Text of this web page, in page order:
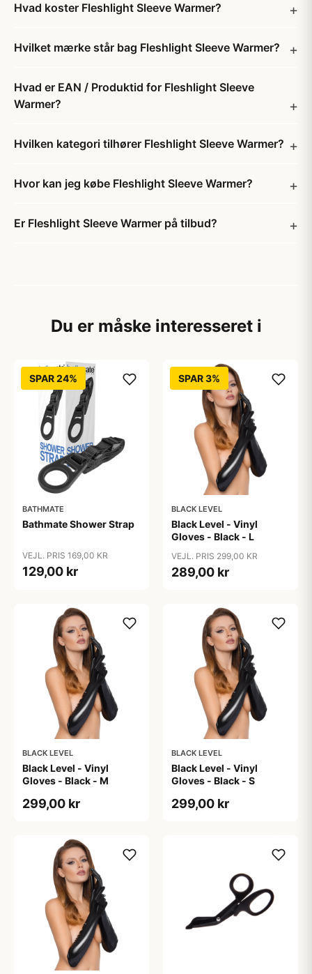
Hvad koster Fleshlight Sleeve Warmer?
Hvilket mærke står bag Fleshlight Sleeve Warmer?
Hvad er EAN / Produktid for Fleshlight Sleeve
Warmer?
Hvilken kategori tilhører Fleshlight Sleeve Warmer?
Hvor kan jeg købe Fleshlight Sleeve Warmer?
Er Fleshlight Sleeve Warmer på tilbud?
Du er måske interesseret i
SPAR 24%
BATHMATE
Bathmate Shower Strap
VEJL. PRIS 169,00 KR
129,00 kr
SPAR 3%
BLACK LEVEL
Black Level - Vinyl
Gloves - Black - L
VEJL. PRIS 299,00 KR
289,00 kr
BLACK LEVEL
Black Level - Vinyl
Gloves - Black - M
299,00 kr
BLACK LEVEL
Black Level - Vinyl
Gloves - Black - S
299,00 kr